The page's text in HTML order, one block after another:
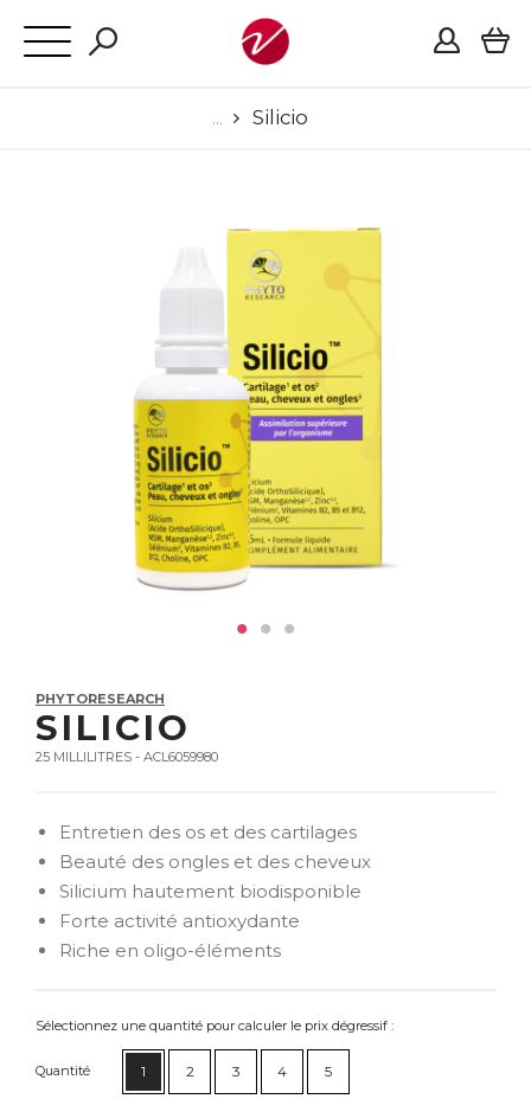
Silicio
PHYTORESEARCH
SILICIO
25 MILLILITRES - ACL6059980
Entretien des os et des cartilages
Beauté des ongles et des cheveux
Silicium hautement biodisponible
Forte activité antioxydante
Riche en oligo-éléments
Sélectionnez une quantité pour calculer le prix dégressif :
Quantité 1 2 3 4 5